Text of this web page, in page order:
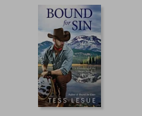
₡ 5.343